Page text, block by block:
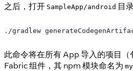
之后，打开 SampleApp/android 目
./gradlew
此命令将在所有 App 导入的项目
Fabric 组件，其 npm 模块命名为